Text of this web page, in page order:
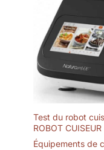
Test du robot
ROBOT CUISEUR
Équipements de